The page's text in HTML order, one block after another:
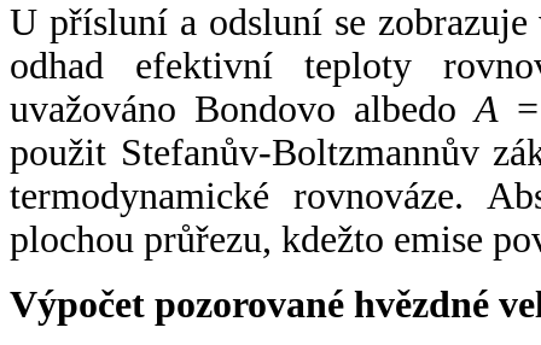
U přísluní a odsluní se
odhad efektivní teploty
uvažováno Bondovo albedoA
použit Stefanův-Boltzmannův
termodynamické rovnováze.
plochou průřezu, kdežto emise
Výpočet pozorované hvězdné